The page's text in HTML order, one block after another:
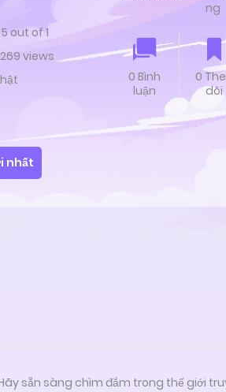
5 out of 1
views
ng
0 Bình
luận
0
dõi
nhất
sẵn sàng chìm đắm trong thế giới